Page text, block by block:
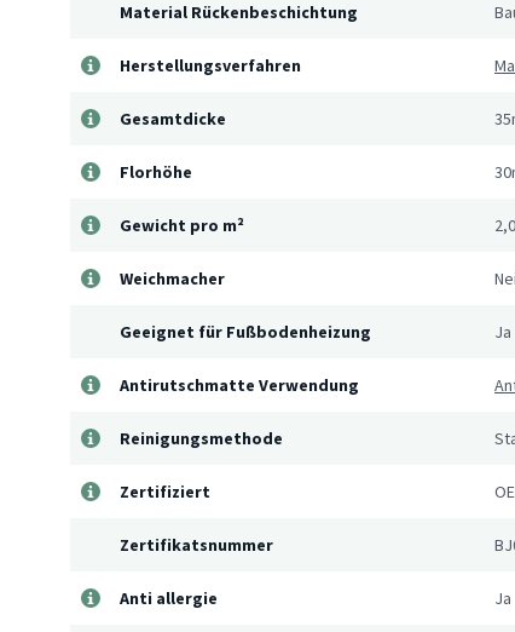
Material Rückenbeschichtung
Herstellungsverfahren
Gesamtdicke
Florhöhe
Gewicht pro m²
Weichmacher
Geeignet für Fußbodenheizung Ja
Antirutschmatte Verwendung
Reinigungsmethode
Zertifiziert
Zertifikatsnummer
Anti allergie Ja